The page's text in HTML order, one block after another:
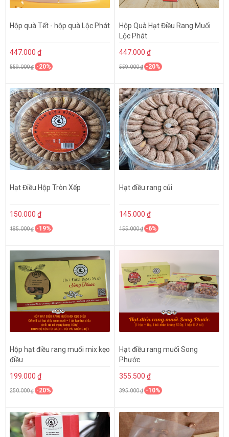
Hộp quà Tết - hộp quà Lộc Phát
447.000 ₫
559.000 ₫ -20%
Hộp Quà Hạt Điều Rang Muối
Lộc Phát
447.000 ₫
559.000 ₫ -20%
Hạt Điều Hộp Tròn Xếp
150.000 ₫
185.000 ₫ -19%
Hạt điều rang củi
145.000 ₫
155.000 ₫ -6%
Hộp hạt điều rang muối mix kẹo
điều
199.000 ₫
250.000 ₫ -20%
Hạt điều rang muối Song
Phước
355.500 ₫
395.000 ₫ -10%